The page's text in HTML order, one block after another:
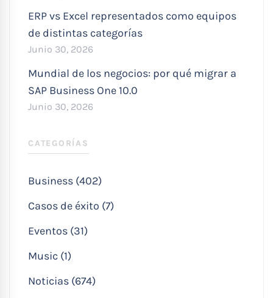
ERP vs Excel representados como equipos
de distintas categorías
Junio 30, 2026
Mundial de los negocios: por qué migrar a
SAP Business One 10.0
Junio 30, 2026
CATEGORÍAS
Business (402)
Casos de éxito (7)
Eventos (31)
Music (1)
Noticias (674)